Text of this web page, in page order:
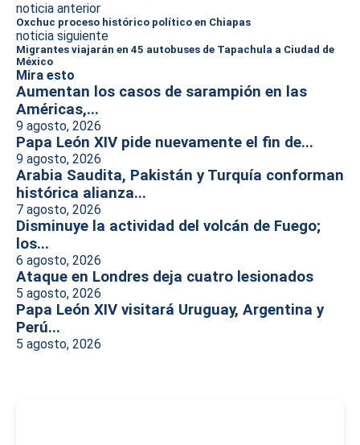
noticia anterior
Oxchuc proceso histórico político en Chiapas
noticia siguiente
Migrantes viajarán en 45 autobuses de Tapachula a Ciudad de
México
Mira esto
Aumentan los casos de sarampión en las
Américas,...
9 agosto, 2026
Papa León XIV pide nuevamente el fin de...
9 agosto, 2026
Arabia Saudita, Pakistán y Turquía conforman
histórica alianza...
7 agosto, 2026
Disminuye la actividad del volcán de Fuego;
los...
6 agosto, 2026
Ataque en Londres deja cuatro lesionados
5 agosto, 2026
Papa León XIV visitará Uruguay, Argentina y
Perú...
5 agosto, 2026